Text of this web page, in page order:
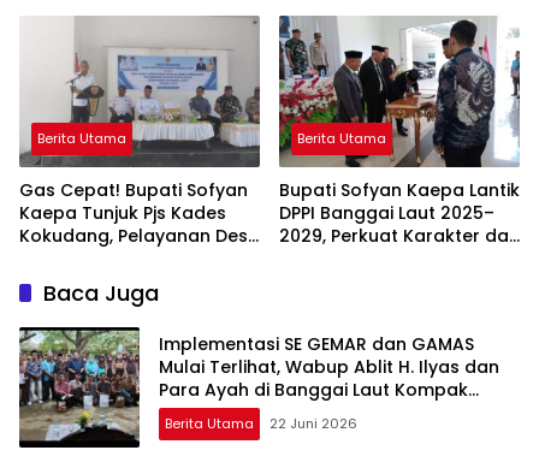
Diserahkan!
Berita Utama
Gas Cepat! Bupati Sofyan
Kaepa Tunjuk Pjs Kades
Kokudang, Pelayanan Desa
Berita Utama
Bupati Sofyan Kaepa Lantik
DPPI Banggai Laut 2025–
2029, Perkuat Karakter dan
Baca Juga
Implementasi SE GEMAR dan GAMAS
Mulai Terlihat, Wabup Ablit H. Ilyas dan
Para Ayah di Banggai Laut Kompak
Ambil Rapor Anak
Berita Utama 22 Juni 2026